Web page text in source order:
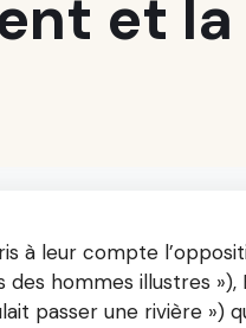
et
à leur compte
des hommes illustres
passer une rivière